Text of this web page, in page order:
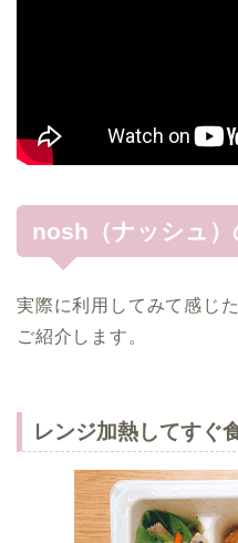
nosh（ナッシュ）
実際に利用してみて感じ
ご紹介します。
レンジ加熱してすぐ